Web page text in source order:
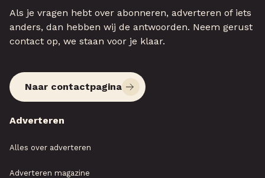
Als je vragen hebt over abonneren, adverteren of iets
anders, dan hebben wij de antwoorden. Neem gerust
contact op, we staan voor je klaar.
Naar contactpagina
Adverteren
Alles over adverteren
Adverteren magazine